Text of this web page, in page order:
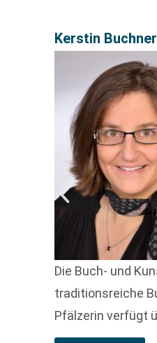
Kerstin
Die Buch- und
traditionsreiche
Pfälzerin verfügt